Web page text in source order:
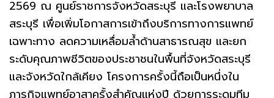
2569 ณ ศูนย์ราชการจังหวัดสระบุรี และโรงพยาบาล
สระบุรี เพื่อเพิ่มโอกาสการเข้าถึงบริการทางการแพทย์
เฉพาะทาง ลดความเหลื่อมล้ำด้านสาธารณสุข และยก
ระดับคุณภาพชีวิตของประชาชนในพื้นที่จังหวัดสระบุรี
และจังหวัดใกล้เคียง โครงการครั้งนี้ถือเป็นหนึ่งใน
ภารกิจแพทย์อาสาครั้งสำคัญแห่งปี ด้วยการระดมทีม